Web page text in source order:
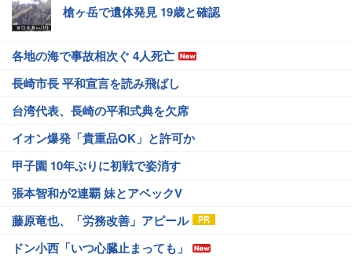
槍ヶ岳で遺体発見 19歳と確認
各地の海で事故相次ぐ 4人死亡
長崎市長 平和宣言を読み飛ばし
台湾代表、長崎の平和式典を欠席
イオン爆発「貴重品OK」と許可か
甲子園 10年ぶりに初戦で姿消す
張本智和が2連覇 妹とアベックV
藤原竜也、「労務改善」アピール
ドン小西「いつ心臓止まっても」